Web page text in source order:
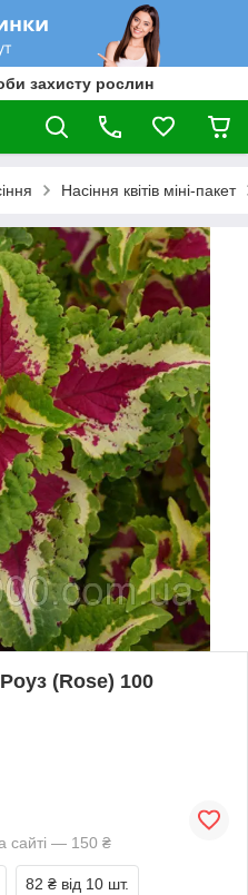
захисту рослин
Насіння квітів міні-пакет
(Rose) 100
сайті — 150 ₴
82 ₴ від 10 шт.